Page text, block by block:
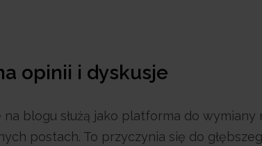
opinii i dyskusje
na blogu służą jako platforma do
postach. To przyczynia się do